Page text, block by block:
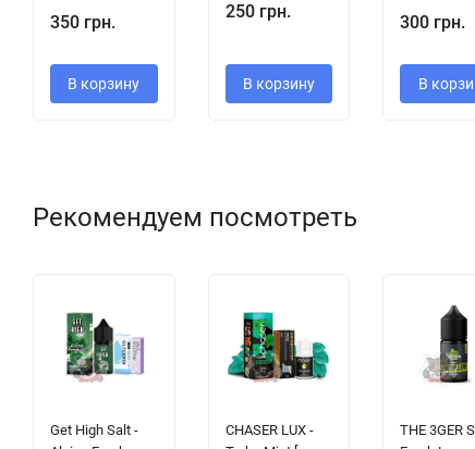
350 грн.
В корзину
250 грн.
В корзину
300 грн.
В
Рекомендуем посмотреть
Get High Salt -
CHASER LUX -
THE 3GER